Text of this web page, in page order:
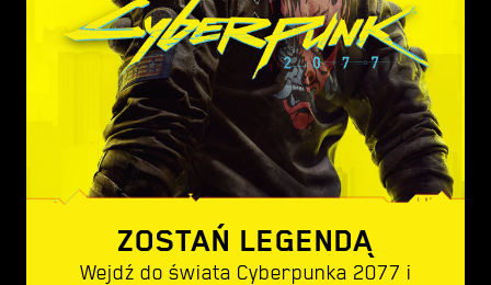
ZOSTAŃ LEGENDĄ
Wejdź do świata Cyberpunka 2077 i